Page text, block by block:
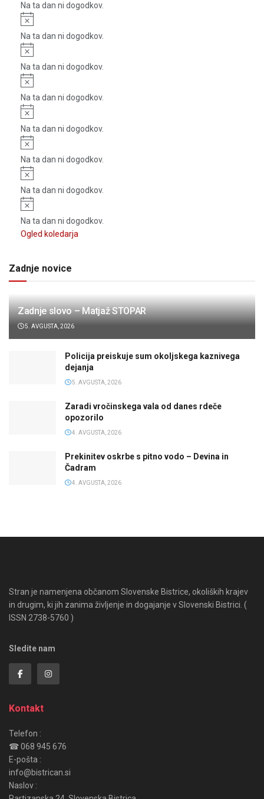
Na ta dan ni dogodkov.
Notice
Na ta dan ni dogodkov.
Notice
Na ta dan ni dogodkov.
Notice
Na ta dan ni dogodkov.
Notice
Na ta dan ni dogodkov.
Notice
Na ta dan ni dogodkov.
Notice
Na ta dan ni dogodkov.
Notice
Na ta dan ni dogodkov.
Ogled koledarja
Zadnje novice
Zadnje slovo – Matjaž STOPAR
5. AVGUSTA, 2026
Policija preiskuje sum okoljskega kaznivega
dejanja
5. AVGUSTA, 2026
Zaradi vročinskega vala od danes rdeče
opozorilo
4. AVGUSTA, 2026
Prekinitev oskrbe s pitno vodo – Devina in
Čadram
4. AVGUSTA, 2026
Stran je namenjena občanom Slovenske Bistrice, okoliških krajev
in drugim, ki jih zanima življenje in dogajanje v Slovenski Bistrici. (
ISSN 2738-5760 )
Sledite nam
Kontakt
Telefon :
☎ 068 945 676
E-pošta :
info@bistrican.si
Naslov :